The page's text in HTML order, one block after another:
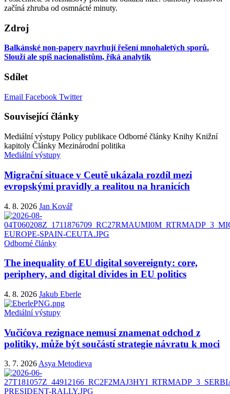
začíná zhruba od osmnácté minuty.
Zdroj
Balkánské non-papery navrhují řešení mnohaletých sporů.
Slouží ale spíš nacionalistům, říká analytik
Sdílet
Email Facebook Twitter
Související články
Mediální výstupy Policy publikace Odborné články Knihy Knižní
kapitoly Články Mezinárodní politika
Mediální výstupy
Migrační situace v Ceutě ukázala rozdíl mezi
evropskými pravidly a realitou na hranicích
4. 8. 2026 Jan Kovář
Odborné články
The inequality of EU digital sovereignty: core,
periphery, and digital divides in EU politics
4. 8. 2026 Jakub Eberle
Mediální výstupy
Vučićova rezignace nemusí znamenat odchod z
politiky, může být součástí strategie návratu k moci
3. 7. 2026Asya Metodieva